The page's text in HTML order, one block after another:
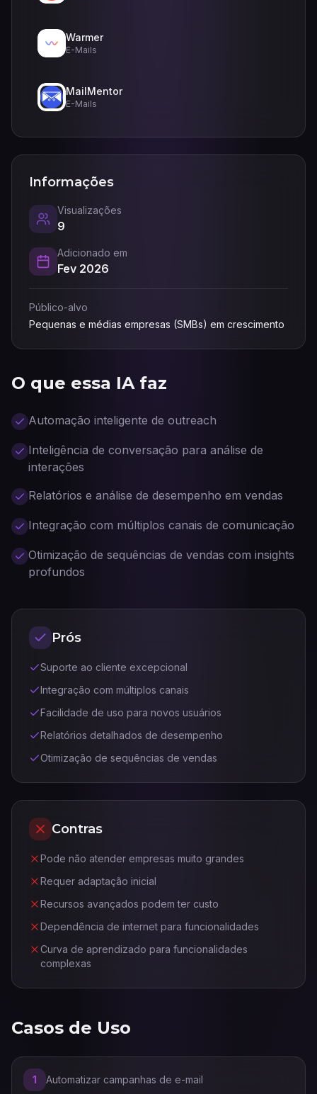
O que essa IA faz
Automação inteligente de outreach
Inteligência de conversação para análise de
interações
Relatórios e análise de desempenho em vendas
Integração com múltiplos canais de comunicação
Otimização de sequências de vendas com insights
profundos
Prós
Suporte ao cliente excepcional
Integração com múltiplos canais
Facilidade de uso para novos usuários
Relatórios detalhados de desempenho
Otimização de sequências de vendas
Contras
Pode não atender empresas muito grandes
Requer adaptação inicial
Recursos avançados podem ter custo
Dependência de internet para funcionalidades
Curva de aprendizado para funcionalidades
complexas
Casos de Uso
1 Automatizar campanhas de e-mail
Warmer
E-Mails
MailMentor
E-Mails
Informações
Visualizações
9
Adicionado em
Fev 2026
Público-alvo
Pequenas e médias empresas (SMBs) em crescimento